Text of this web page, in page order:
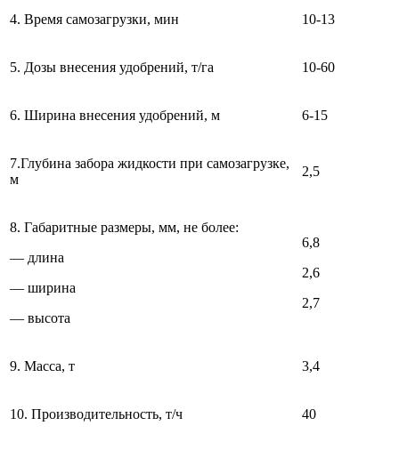
4. Время самозагрузки, мин 10-13
5. Дозы внесения удобрений, т/га 10-60
6. Ширина внесения удобрений, м 6-15
7.Глубина забора жидкости при самозагрузке,
м
2,5
8. Габаритные размеры, мм, не более:
— длина
— ширина
— высота
6,8
2,6
2,7
9. Масса, т 3,4
10. Производительность, т/ч 40